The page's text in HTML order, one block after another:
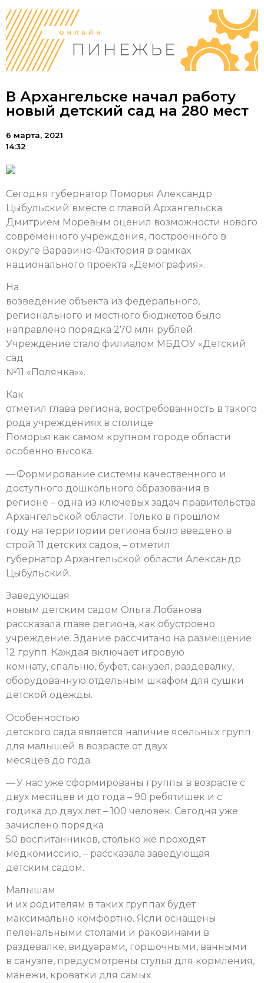
В Архангельске начал работу
новый детский сад на 280 мест
6 марта, 2021
14:32
Сегодня губернатор Поморья Александр
Цыбульский вместе с главой Архангельска
Дмитрием Моревым оценил возможности нового
современного учреждения, построенного в
округе Варавино-Фактория в рамках
национального проекта «Демография».
На
возведение объекта из федерального,
регионального и местного бюджетов было
направлено порядка 270 млн рублей.
Учреждение стало филиалом МБДОУ «Детский
сад
№11 «Полянка»».
Как
отметил глава региона, востребованность в такого
рода учреждениях в столице
Поморья как самом крупном городе области
особенно высока.
— Формирование системы качественного и
доступного дошкольного образования в
регионе – одна из ключевых задач правительства
Архангельской области. Только в прошлом
году на территории региона было введено в
строй 11 детских садов, – отметил
губернатор Архангельской области Александр
Цыбульский.
Заведующая
новым детским садом Ольга Лобанова
рассказала главе региона, как обустроено
учреждение. Здание рассчитано на размещение
12 групп. Каждая включает игровую
комнату, спальню, буфет, санузел, раздевалку,
оборудованную отдельным шкафом для сушки
детской одежды.
Особенностью
детского сада является наличие ясельных групп
для малышей в возрасте от двух
месяцев до года.
— У нас уже сформированы группы в возрасте с
двух месяцев и до года – 90 ребятишек и с
годика до двух лет – 100 человек. Сегодня уже
зачислено порядка
50 воспитанников, столько же проходят
медкомиссию, – рассказала заведующая
детским садом.
Малышам
и их родителям в таких группах будет
максимально комфортно. Ясли оснащены
пеленальными столами и раковинами в
раздевалке, видуарами, горшочными, ванными
в санузле, предусмотрены стулья для кормления,
манежи, кроватки для самых